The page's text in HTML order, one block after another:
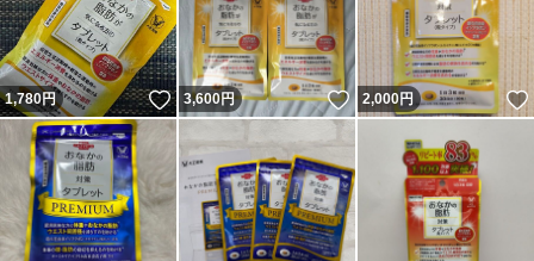
1,780円 いいね！
3,600円 いいね！
2,000円